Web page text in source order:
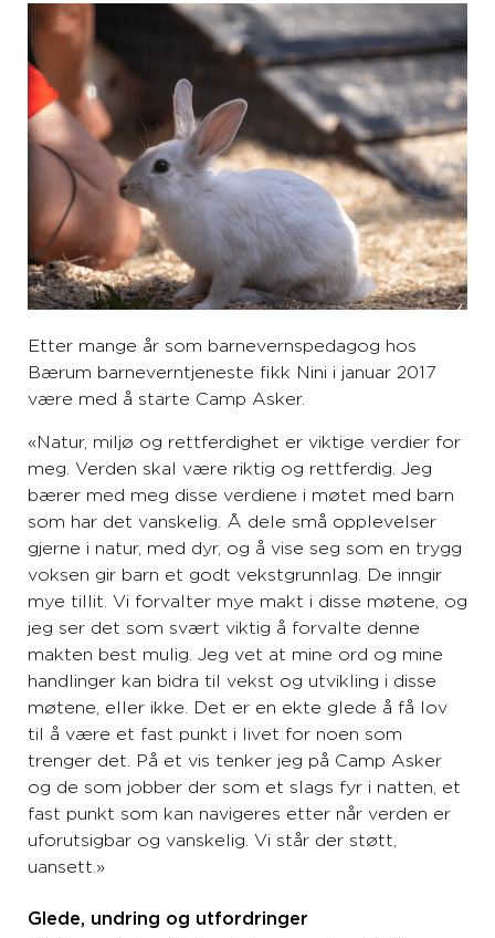
Etter mange år som barnevernspedagog hos
Bærum barneverntjeneste fikk Nini i januar 2017
være med å starte Camp Asker.
«Natur, miljø og rettferdighet er viktige verdier for
meg. Verden skal være riktig og rettferdig. Jeg
bærer med meg disse verdiene i møtet med barn
som har det vanskelig. Å dele små opplevelser
gjerne i natur, med dyr, og å vise seg som en trygg
voksen gir barn et godt vekstgrunnlag. De inngir
mye tillit. Vi forvalter mye makt i disse møtene, og
jeg ser det som svært viktig å forvalte denne
makten best mulig. Jeg vet at mine ord og mine
handlinger kan bidra til vekst og utvikling i disse
møtene, eller ikke. Det er en ekte glede å få lov
til å være et fast punkt i livet for noen som
trenger det. På et vis tenker jeg på Camp Asker
og de som jobber der som et slags fyr i natten, et
fast punkt som kan navigeres etter når verden er
uforutsigbar og vanskelig. Vi står der støtt,
uansett.»
Glede, undring og utfordringer